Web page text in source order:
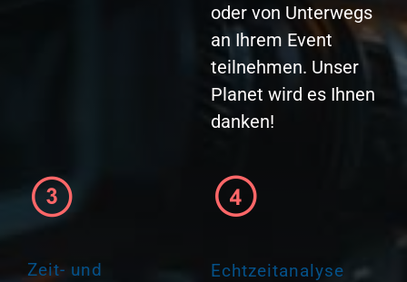
oder von Unterwegs
an Ihrem Event
teilnehmen. Unser
Planet wird es Ihnen
danken!
Zeit- und
Echtzeitanalyse